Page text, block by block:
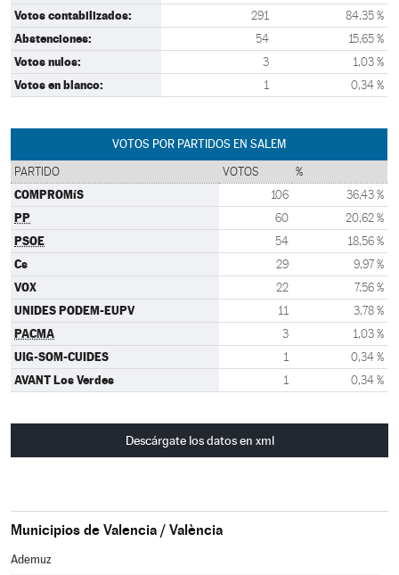
Votos contabilizados: 291 84,35 %
Abstenciones: 54 15,65 %
Votos nulos: 3 1,03 %
Votos en blanco: 1 0,34 %
VOTOS POR PARTIDOS EN SALEM
PARTIDO VOTOS %
COMPROMíS 106 36,43 %
PP 60 20,62 %
PSOE 54 18,56 %
Cs 29 9,97 %
VOX 22 7,56 %
UNIDES PODEM-EUPV 11 3,78 %
PACMA 3 1,03 %
UIG-SOM-CUIDES 1 0,34 %
AVANT Los Verdes 1 0,34 %
Descárgate los datos en xml
Municipios de Valencia / València
Ademuz